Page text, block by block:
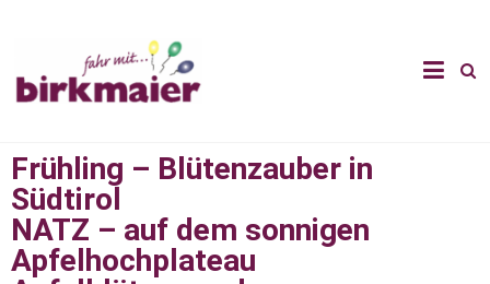
Frühling – Blütenzauber in
Südtirol
NATZ – auf dem sonnigen
Apfelhochplateau